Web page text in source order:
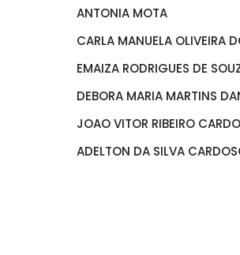
ANTONIA MOTA
CARLA MANUELA OLIVEIRA
EMAIZA RODRIGUES DE
DEBORA MARIA MARTINS
JOAO VITOR RIBEIRO
ADELTON DA SILVA